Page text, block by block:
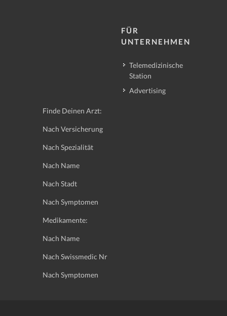
FÜR
UNTERNEHMEN
Telemedizinische
Station
Advertising
Finde Deinen Arzt:
Nach Versicherung
Nach Spezialität
Nach Name
Nach Stadt
Nach Symptomen
Medikamente:
Nach Name
Nach Swissmedic Nr
Nach Symptomen